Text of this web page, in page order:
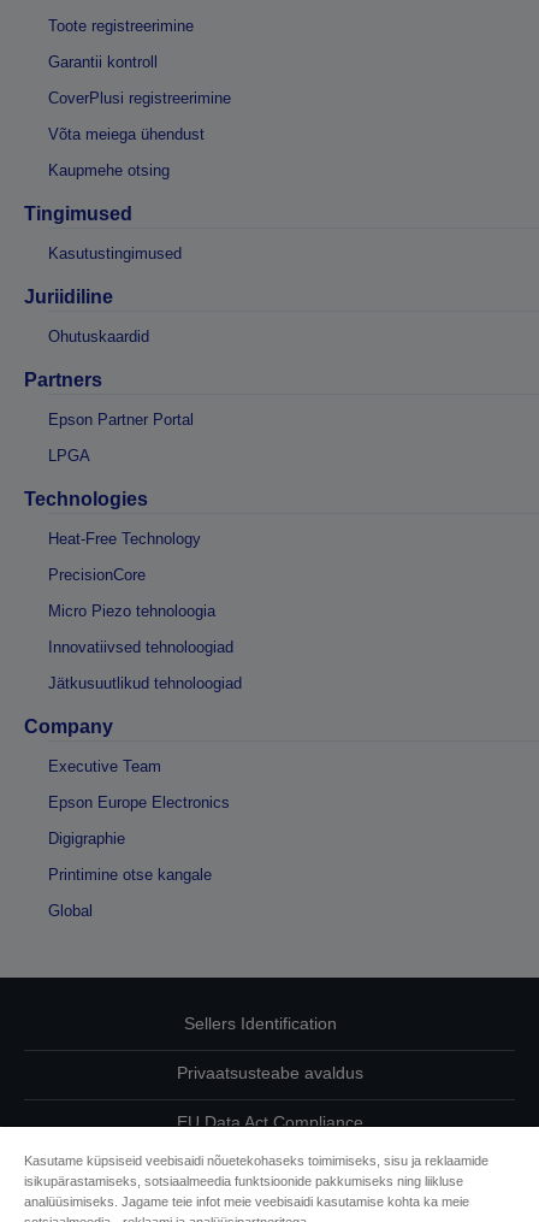
Toote registreerimine
Garantii kontroll
CoverPlusi registreerimine
Võta meiega ühendust
Kaupmehe otsing
Tingimused
Kasutustingimused
Juriidiline
Ohutuskaardid
Partners
Epson Partner Portal
LPGA
Technologies
Heat-Free Technology
PrecisionCore
Micro Piezo tehnoloogia
Innovatiivsed tehnoloogiad
Jätkusuutlikud tehnoloogiad
Company
Executive Team
Epson Europe Electronics
Digigraphie
Printimine otse kangale
Global
Sellers Identification
Privaatsusteabe avaldus
EU Data Act Compliance
Võtke meiega oma andmete osas ühendust
Kasutame küpsiseid veebisaidi nõuetekohaseks toimimiseks, sisu ja reklaamide
isikupärastamiseks, sotsiaalmeedia funktsioonide pakkumiseks ning liikluse
analüüsimiseks. Jagame teie infot meie veebisaidi kasutamise kohta ka meie